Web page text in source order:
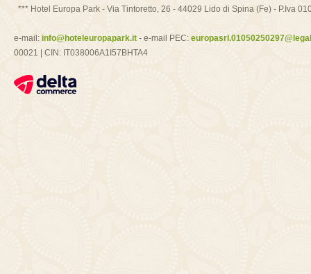
*** Hotel Europa Park - Via Tintoretto, 26 - 44029 Lido di Spina (Fe) - P.Iva
e-mail: info@hoteleuropapark.it - e-mail PEC:
00021 | CIN: IT038006A1I57BHTA4